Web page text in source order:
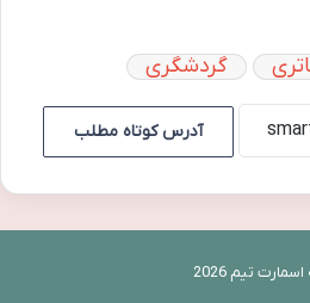
گردشگری
آدرس کوتاه مطلب
تیم 2026